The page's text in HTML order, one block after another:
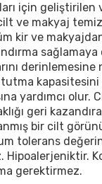
için geliştirilen
ve makyaj
kir ve
sağlamaya
derinlemesine
tutma
yardımcı olur.
geri
bir cilt
tolerans
Hipoalerjeniktir.
gerektirmez.